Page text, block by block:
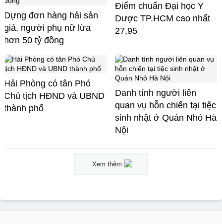
Dựng đơn hàng hải sản
giả, người phụ nữ lừa
hơn 50 tỷ đồng
Điểm chuẩn Đại học Y
Dược TP.HCM cao nhất
27,95
Hải Phòng có tân Phó
Chủ tịch HĐND và UBND
thành phố
Danh tính người liên
quan vụ hỗn chiến tại tiệc
sinh nhật ở Quán Nhỏ Hà
Nội
Xem thêm